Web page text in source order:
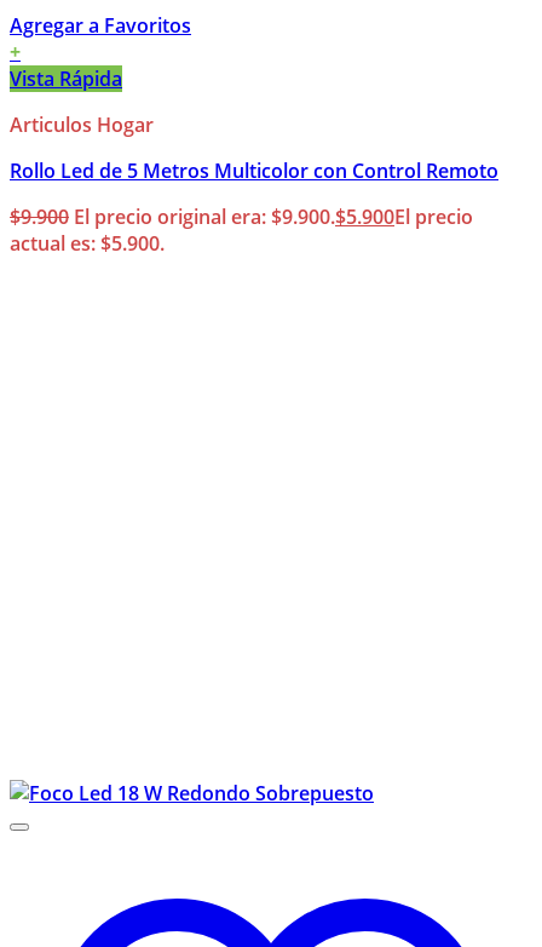
Agregar a Favoritos
+
Vista Rápida
Articulos Hogar
Rollo Led de 5 Metros Multicolor con Control Remoto
$9.900 El precio original era: $9.900.$5.900El precio
actual es: $5.900.